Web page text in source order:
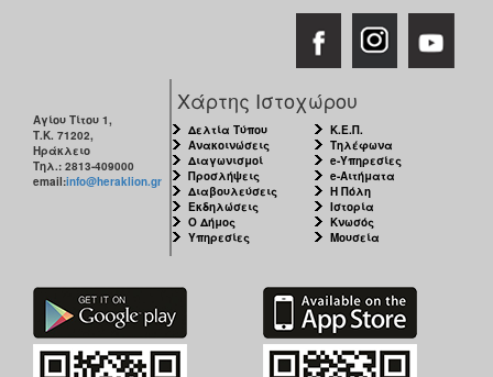
Αγίου Τίτου 1,
Τ.Κ. 71202,
Ηράκλειο
Τηλ.: 2813-409000
email:info@heraklion.gr
Χάρτης Ιστοχώρου
Δελτία Τύπου
Ανακοινώσεις
Διαγωνισμοί
Προσλήψεις
Διαβουλεύσεις
Εκδηλώσεις
Ο Δήμος
Υπηρεσίες
Κ.Ε.Π.
Τηλέφωνα
e-Υπηρεσίες
e-Αιτήματα
Η Πόλη
Ιστορία
Κνωσός
Μουσεία